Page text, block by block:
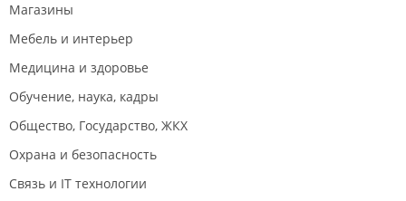
Магазины
Мебель и интерьер
Медицина и здоровье
Обучение, наука, кадры
Общество, Государство, ЖКХ
Охрана и безопасность
Связь и IT технологии